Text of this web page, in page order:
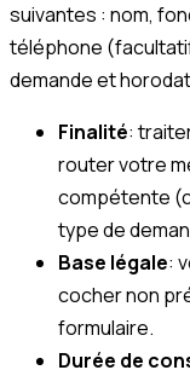
suivantes : nom,
téléphone
demande et
Finalité:
router votre
compétente
type de
Base légale:
cocher non
formulaire.
Durée de